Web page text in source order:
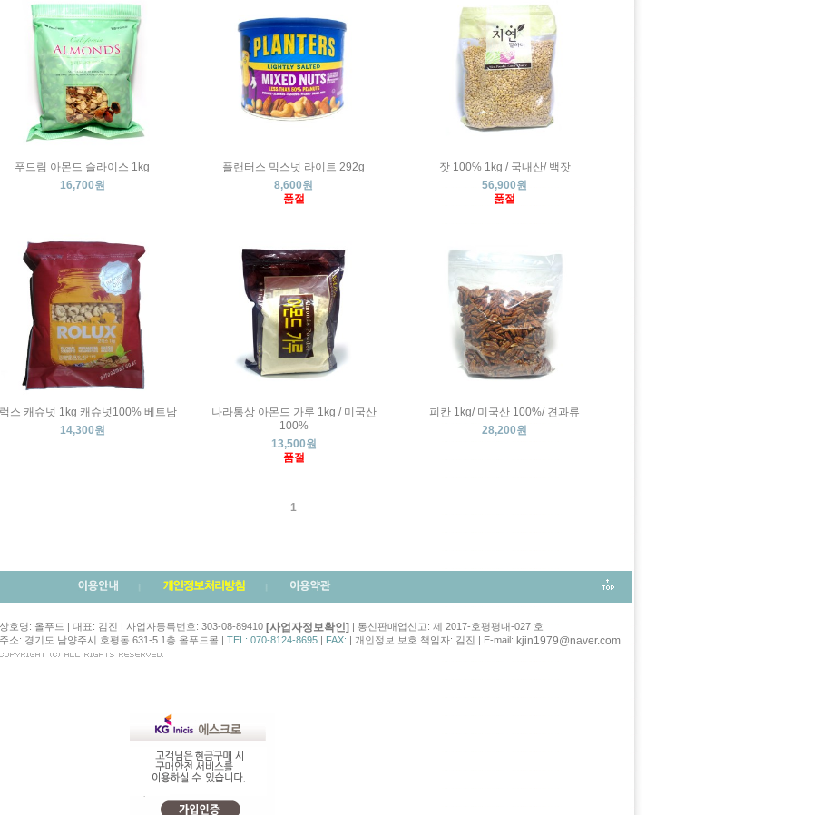
푸드림 아몬드 슬라이스 1kg
16,700원
플랜터스 믹스넛 라이트 292g
8,600원
품절
잣 100% 1kg / 국내산/ 백잣
56,900원
품절
스 캐슈넛 1kg 캐슈넛100% 베트남
14,300원
나라통상 아몬드 가루 1kg / 미국산
100%
13,500원
품절
피칸 1kg/ 미국산 100%/ 견과류
28,200원
1
상호명: 올푸드 | 대표: 김진 | 사업자등록번호: 303-08-89410 [사업자정보확인]
| 통신판매업신고: 제 2017-호평평내-027 호
주소: 경기도 남양주시 호평동 631-5 1층 올푸드몰 | TEL: 070-8124-8695 FAX: | 개인정보 보호 책임자: 김진 | E-mail: kjin1979@naver.com